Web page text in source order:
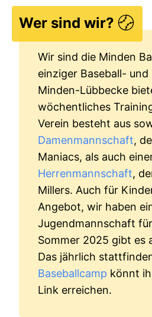
Wer sind wir?
Wir sind die Minden
einziger Baseball-
Minden-Lübbecke
wöchentliches
Verein besteht aus
Damenmannschaft,
Maniacs, als auch
Herrenmannschaft,
Millers. Auch für
Angebot, wir haben
Jugendmannschaft
Sommer 2025 gibt es
Das jährlich
Baseballcamp könnt
Link erreichen.